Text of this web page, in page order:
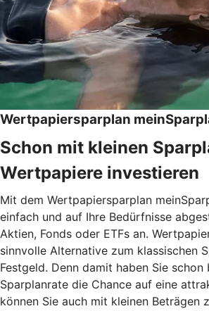
Wertpapiersparplan
Schon mit kleinen
Wertpapiere investieren
Mit dem Wertpapiersparplan
einfach und auf Ihre Bedürfnisse
Aktien, Fonds oder ETFs an.
sinnvolle Alternative zum klassischen
Festgeld. Denn damit haben Sie
Sparplanrate die Chance auf eine
können Sie auch mit kleinen Beträgen